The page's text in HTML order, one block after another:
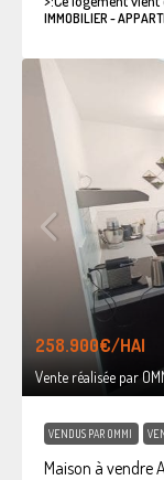
IMMOBILIER -
258.900€/HAI
Vente réalisée par
VENDUS PAR OMMI
Maison à vendre